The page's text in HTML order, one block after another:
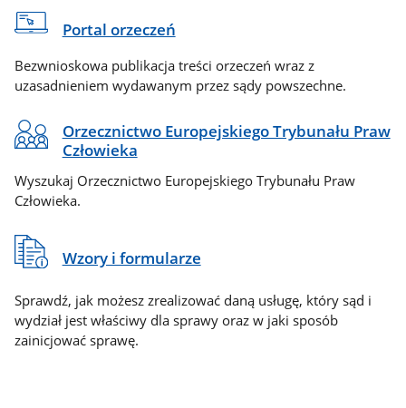
Portal orzeczeń
Bezwnioskowa publikacja treści orzeczeń wraz z
uzasadnieniem wydawanym przez sądy powszechne.
Orzecznictwo Europejskiego Trybunału Praw
Człowieka
Wyszukaj Orzecznictwo Europejskiego Trybunału Praw
Człowieka.
Wzory i formularze
Sprawdź, jak możesz zrealizować daną usługę, który sąd i
wydział jest właściwy dla sprawy oraz w jaki sposób
zainicjować sprawę.